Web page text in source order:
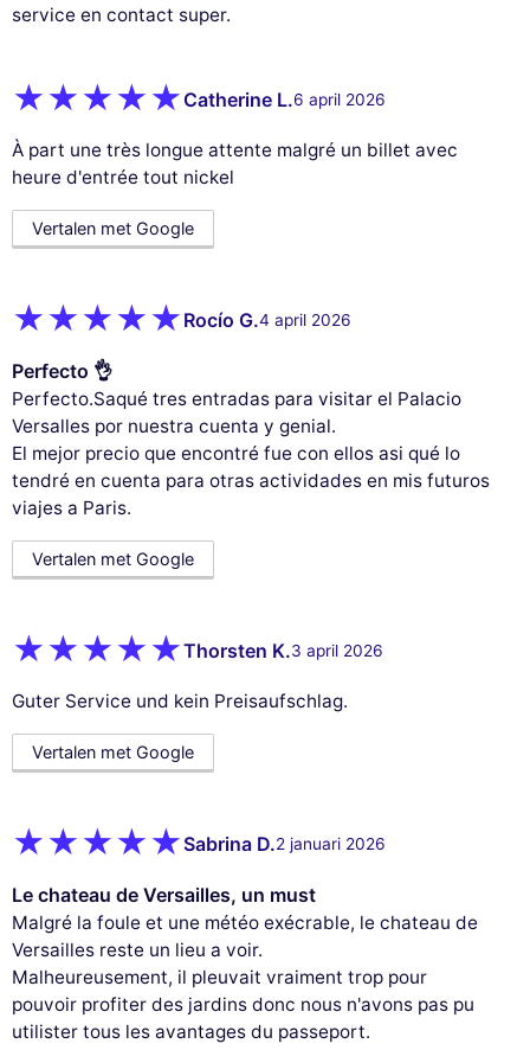
service en contact super.
Catherine L.6 april 2026
À part une très longue attente malgré un billet avec
heure d'entrée tout nickel
Vertalen met Google
Rocío G.4 april 2026
Perfecto 👌
Perfecto.Saqué tres entradas para visitar el Palacio
Versalles por nuestra cuenta y genial.
El mejor precio que encontré fue con ellos asi qué lo
tendré en cuenta para otras actividades en mis futuros
viajes a Paris.
Vertalen met Google
Thorsten K.3 april 2026
Guter Service und kein Preisaufschlag.
Vertalen met Google
Sabrina D.2 januari 2026
Le chateau de Versailles, un must
Malgré la foule et une météo exécrable, le chateau de
Versailles reste un lieu a voir.
Malheureusement, il pleuvait vraiment trop pour
pouvoir profiter des jardins donc nous n'avons pas pu
utilister tous les avantages du passeport.